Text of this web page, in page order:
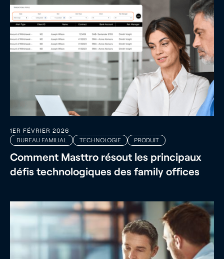
1ER FÉVRIER 2026
BUREAU FAMILIAL
TECHNOLOGIE PRODUIT
Comment Masttro résout les principaux
défis technologiques des family offices